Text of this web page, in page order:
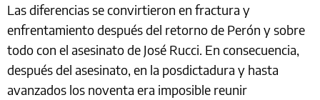
Las diferencias se convirtieron en fractura y
enfrentamiento después del retorno de Perón y sobre
todo con el asesinato de José Rucci. En consecuencia,
después del asesinato, en la posdictadura y hasta
avanzados los noventa era imposible reunir